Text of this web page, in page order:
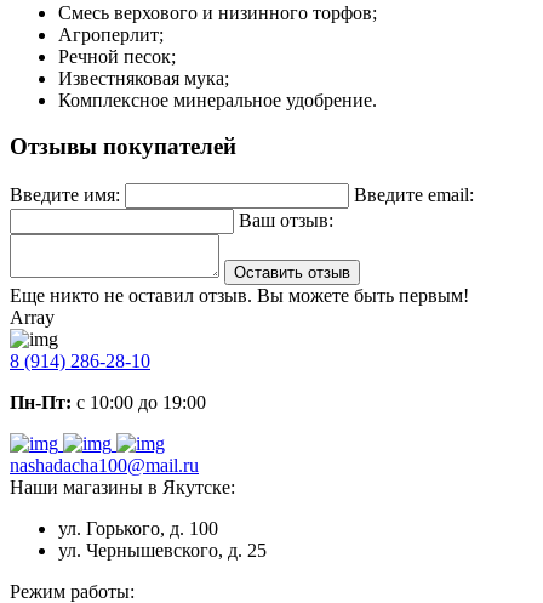
Смесь верхового и низинного торфов;
Агроперлит;
Речной песок;
Известняковая мука;
Комплексное минеральное удобрение.
Отзывы покупателей
Введите имя:
Введите email:
Ваш отзыв:
Оставить отзыв
Еще никто не оставил отзыв. Вы можете быть первым!
Array
8 (914) 286-28-10
Пн-Пт: с 10:00 до 19:00
nashadacha100@mail.ru
Наши магазины в Якутске:
ул. Горького, д. 100
ул. Чернышевского, д. 25
Режим работы: